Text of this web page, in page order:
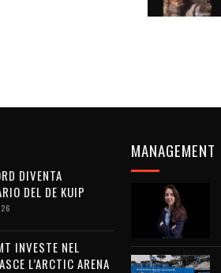
DIVENTA
DEL DE KUIP
INVESTE NEL
L’ARCTIC ARENA
MANAGEMENT